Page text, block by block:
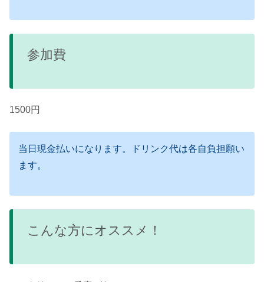
参加費
1500円
当日現金払いになります。ドリンク代は各自負担願い
ます。
こんな方にオススメ！